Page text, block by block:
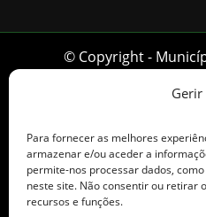
Para fornecer as melhores
armazenar e/ou aceder a
permite-nos processar dados,
neste site. Não consentir ou retirar
recursos e funções.
© Copyright -